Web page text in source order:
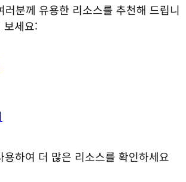
러분께 유용한 리소스를 추천해 드립니
보세요:
하여 더 많은 리소스를 확인하세요